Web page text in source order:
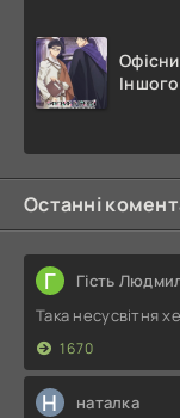
Останні
Г Гість
Така несусвітня
1670
Н наталка